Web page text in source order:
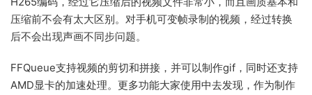
压缩前不会有太大区别。对手机可变帧录制的视频，经过转换
后不会出现声画不同步问题。
FFQueue支持视频的剪切和拼接，并可以制作gif，同时还支持
AMD显卡的加速处理。更多功能大家使用中去发现，作为制作